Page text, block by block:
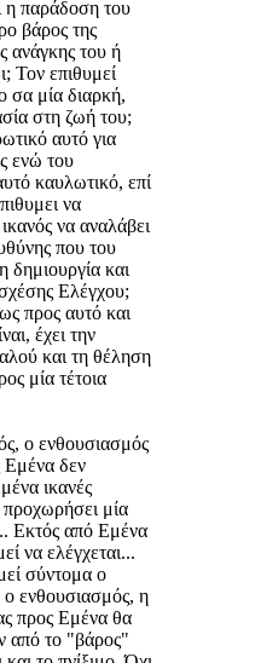
η παράδοση του
βάρος της
ανάγκης του ή
Τον επιθυμεί
σα μία διαρκή,
στη ζωή του;
αυτό για
ενώ του
καυλωτικό, επί
να
να αναλάβει
που του
δημιουργία και
Ελέγχου;
προς αυτό και
έχει την
και τη θέληση
μία τέτοια
ο ενθουσιασμός
Εμένα δεν
ικανές
μία
Εκτός από Εμένα
να ελέγχεται...
σύντομα ο
ενθουσιασμός, η
προς Εμένα θα
από το "βάρος"